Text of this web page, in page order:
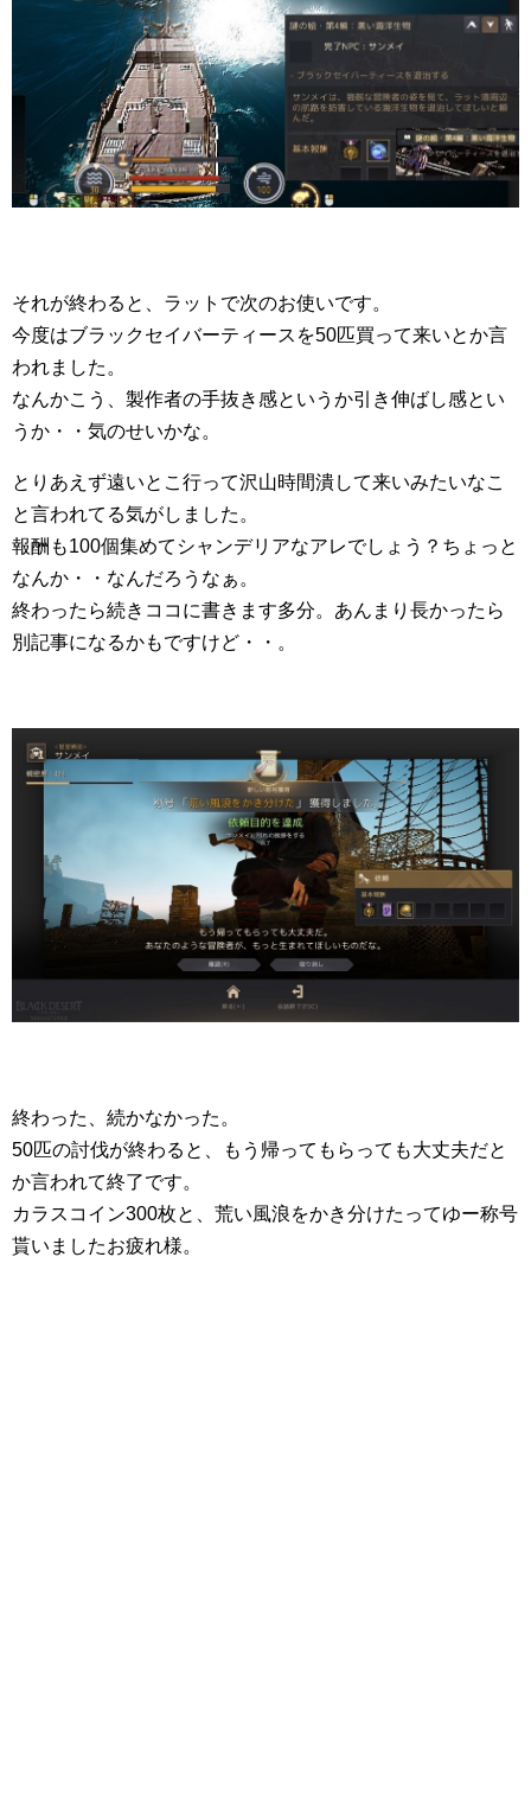
それが終わると、ラットで次のお使いです。
今度はブラックセイバーティースを50匹買って来いとか言
われました。
なんかこう、製作者の手抜き感というか引き伸ばし感とい
うか・・気のせいかな。
とりあえず遠いとこ行って沢山時間潰して来いみたいなこ
と言われてる気がしました。
報酬も100個集めてシャンデリアなアレでしょう？ちょっと
なんか・・なんだろうなぁ。
終わったら続きココに書きます多分。あんまり長かったら
別記事になるかもですけど・・。
終わった、続かなかった。
50匹の討伐が終わると、もう帰ってもらっても大丈夫だと
か言われて終了です。
カラスコイン300枚と、荒い風浪をかき分けたってゆー称号
貰いましたお疲れ様。